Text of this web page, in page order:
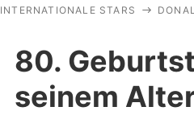
INTERNATIONALE STARS
80.
seinem